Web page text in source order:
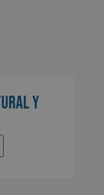
y